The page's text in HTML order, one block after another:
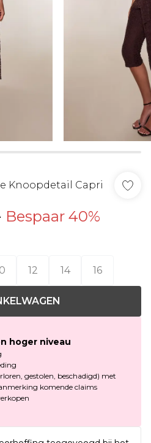
Knoopdetail Capri
Bespaar 40%
12 14 16
hoger niveau
gestolen, beschadigd) met
komende claims